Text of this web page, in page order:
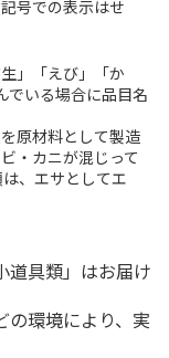
号での表示はせ
」「えび」「か
でいる場合に品目名
原材料として製造
・カニが混じって
、エサとしてエ
道具類」はお届け
の環境により、実